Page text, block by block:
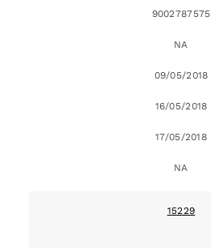
9002787575
NA
09/05/2018
16/05/2018
17/05/2018
NA
15229